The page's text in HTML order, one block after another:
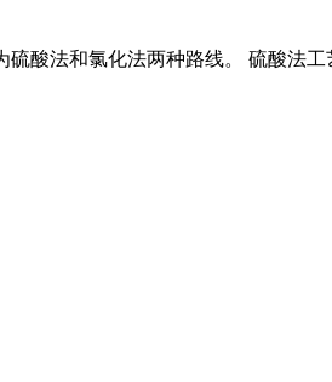
酸法和氯化法两种路线。 硫酸法